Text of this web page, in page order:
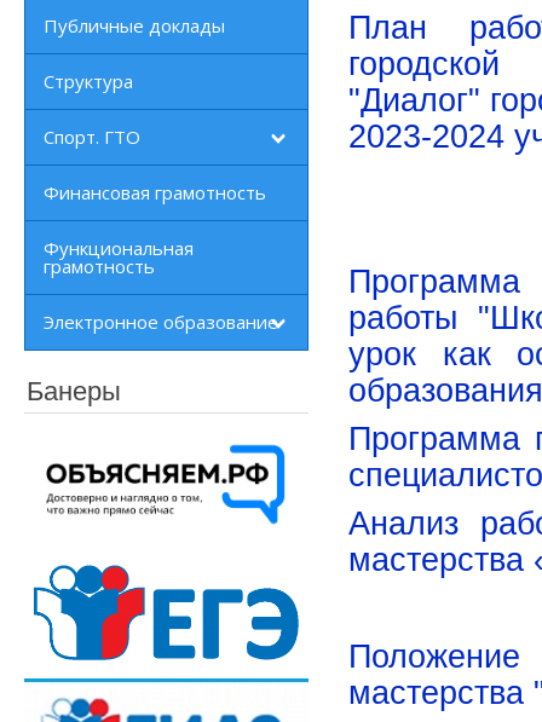
Публичные доклады
Структура
Спорт. ГТО
Финансовая грамотность
Функциональная
грамотность
Электронное образование
Банеры
План
городской
"Диалог"
2023-2024
Программа
работы
урок как
Программа
Анализ
мастерства
Положение
мастерства